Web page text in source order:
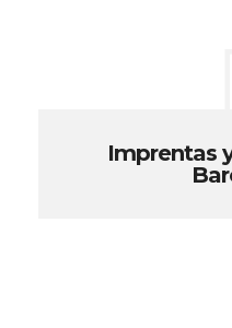
Imprentas